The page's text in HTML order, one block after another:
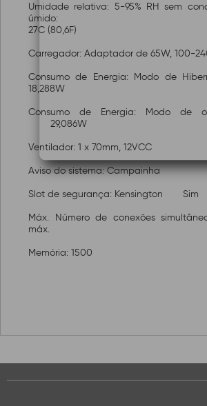
Umidade relativa: 5-95% RH sem
úmido:
27C (80,6F)
Carregador: Adaptador de 65W, 100-
Consumo de Energia: Modo de
18,288W
Consumo de Energia: Modo de
29,086W
Ventilador: 1 x 70mm, 12VCC
Aviso do sistema: Campainha
Slot de segurança: Kensington
Sim
Máx. Número de conexões
máx.
Memória: 1500